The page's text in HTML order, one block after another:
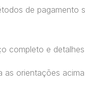
de pagamento
completo e
orientações